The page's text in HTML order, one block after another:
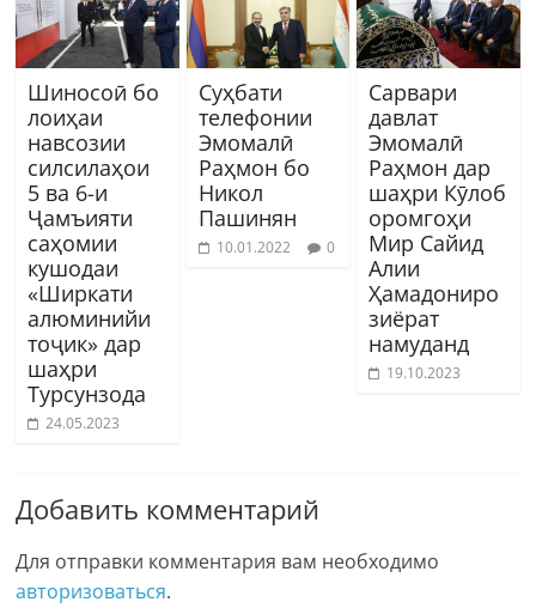
Шиносоӣ бо
лоиҳаи
навсозии
силсилаҳои
5 ва 6-и
Ҷамъияти
саҳомии
кушодаи
«Ширкати
алюминийи
тоҷик» дар
шаҳри
Турсунзода
24.05.2023
Суҳбати
телефонии
Эмомалӣ
Раҳмон бо
Никол
Пашинян
10.01.2022 0
Сарвари
давлат
Эмомалӣ
Раҳмон дар
шаҳри Кӯлоб
оромгоҳи
Мир Сайид
Алии
Ҳамадониро
зиёрат
намуданд
19.10.2023
Добавить комментарий
Для отправки комментария вам необходимо
авторизоваться.